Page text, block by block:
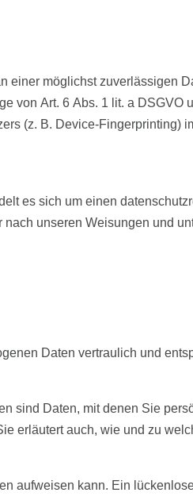
einer möglichst zuverlässigen
von Art. 6 Abs. 1 lit. a DSGVO
(z. B. Device-Fingerprinting)
es sich um einen
unseren Weisungen und
Daten vertraulich und
sind Daten, mit denen Sie
erläutert auch, wie und zu
aufweisen kann. Ein